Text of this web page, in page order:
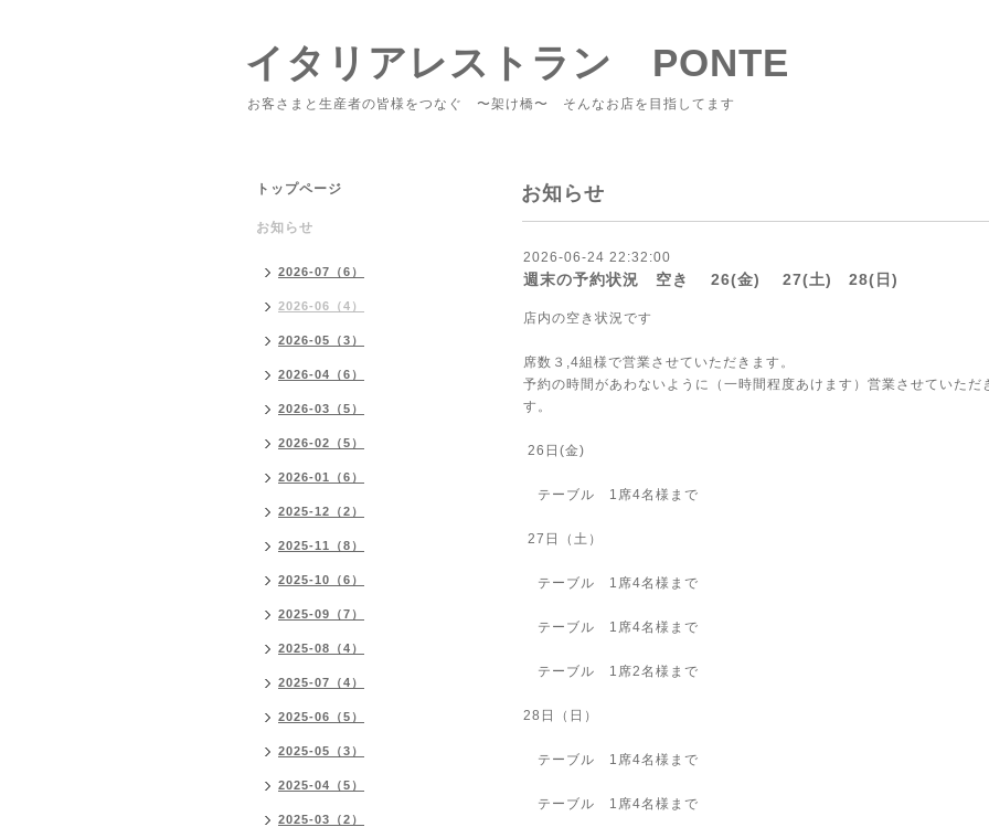
イタリアレストラン PONTE
お客さまと生産者の皆様をつなぐ 〜架け橋〜 そんなお店を目指してます
お知らせ
2026-06-24 22:32:00
週末の予約状況 空き 26(金) 27(土) 28(日)
店内の空き状況です
席数３,4組様で営業させていただきます。
予約の時間があわないように（一時間程度あけます）営業させていた
す。
26日(金)
テーブル 1席4名様まで
27日（土）
テーブル 1席4名様まで
テーブル 1席4名様まで
テーブル 1席2名様まで
28日（日）
テーブル 1席4名様まで
テーブル 1席4名様まで
トップページ
お知らせ
2026-07（6）
2026-06（4）
2026-05（3）
2026-04（6）
2026-03（5）
2026-02（5）
2026-01（6）
2025-12（2）
2025-11（8）
2025-10（6）
2025-09（7）
2025-08（4）
2025-07（4）
2025-06（5）
2025-05（3）
2025-04（5）
2025-03（2）